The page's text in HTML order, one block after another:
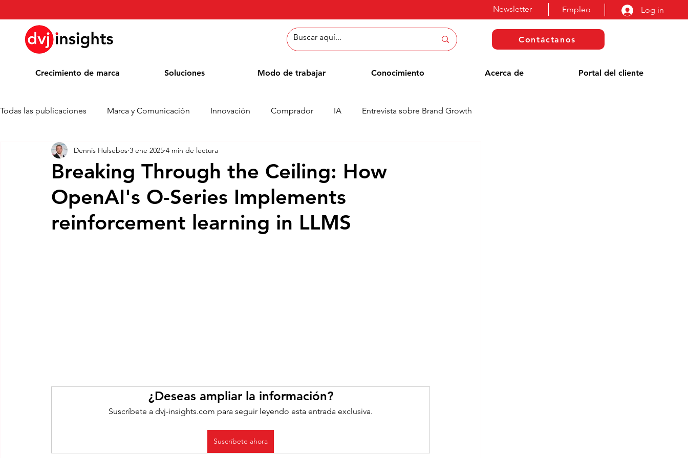
Empleo Log in
Newsletter
Contáctanos
Crecimiento de marca Soluciones Modo de trabajar Conocimiento Acerca de Portal del cliente
Todas las publicaciones Marca y Comunicación Innovación Comprador IA Entrevista sobre Brand Growth
Comunicado de prensa Noticias Whitepaper
Colaboración académica Premios
Breaking Through the Ceiling: How
OpenAI's O-Series Implements
reinforcement learning in LLMS
Dennis Hulsebos 3 ene 2025 4 min de lectura
¿Deseas ampliar la información?
Suscríbete a dvj-insights.com para seguir leyendo esta entrada exclusiva.
Suscríbete ahora